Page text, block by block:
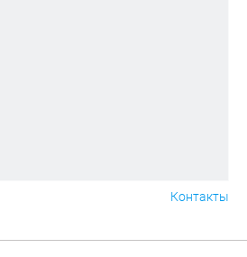
Контакты